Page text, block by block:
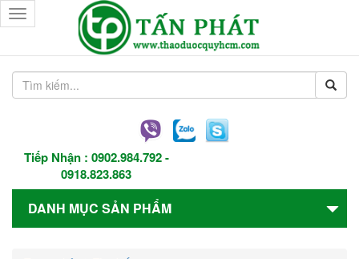
Tiếp Nhận : 0902.984.792-
0918.823.863
Toggle
navigation
DANH MỤC SẢN PHẨM